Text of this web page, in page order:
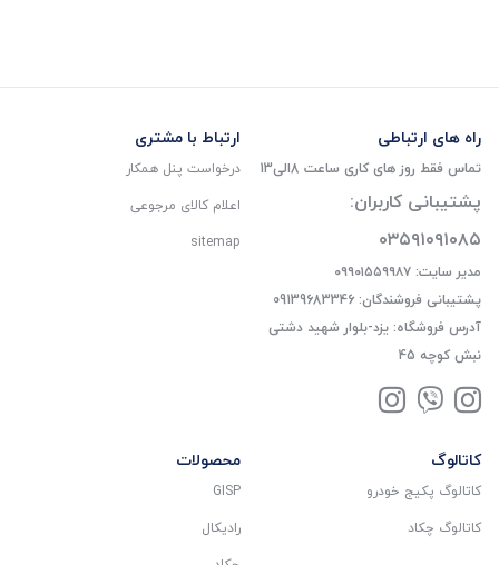
راه های ارتباطی
تماس فقط روز های کاری ساعت 8الی13
پشتیبانی کاربران:
۰۳۵۹۱۰۹۱۰۸۵
مدیر سایت: ۰۹۹۰۱۵۵۹۹۸۷
پشتیبانی فروشندگان: 09139683346
آدرس فروشگاه: یزد-بلوار شهید دشتی
نبش کوچه 45
ارتباط با مشتری
درخواست پنل همکار
اعلام کالای مرجوعی
sitemap
کاتالوگ
کاتالوگ پکیج خودرو
کاتالوگ چکاد
محصولات
GISP
رادیکال